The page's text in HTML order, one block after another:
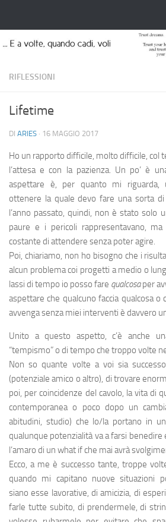
RIFLESSIONI
Lifetime
DI ARIES · 16 MAGGIO 2017
Ho un rapporto difficile, molto difficile, col
l’attesa e con la pazienza. Un po’ è
aspettare è, per quanto mi riguarda,
ottenere la quale devo fare una sorta
l’anno passato, quindi, non è stato solo
paure e i pericoli rappresentavano,
costante di attendere senza poter agire.
Poi, chiariamo, non ho bisogno che i
alcun problema coi progetti a medio o
lassi di tempo io posso fare qualcosaper
aspettare che qualcuno faccia qualcosa o
avvenga senza miei interventi è davvero
Unito a questo aspetto, c’è anche
“tempismo” o di tempo che troppo volte
Non so quante volte a voi sia
(potenziale amico o altro), di trovare
poi, per coincidenze del cavolo, la vita di
contemporanea o poco dopo un
abitudini, studio) che lo/la portano in
qualunque potenzialità va a farsi benedire
l’amaro di un what if che mai avrà
Ecco, a me è successo tante, troppe
quando mi capitano nuove situazioni
siano esse lavorative, di amicizia, di
farle tutte subito, di prendermele, di